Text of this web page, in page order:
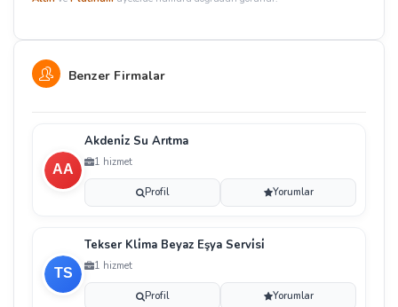
Benzer Firmalar
Akdeni̇z Su Arıtma
1 hizmet
Profil Yorumlar
Tekser Kli̇ma Beyaz Eşya Servi̇si̇
1 hizmet
Profil Yorumlar